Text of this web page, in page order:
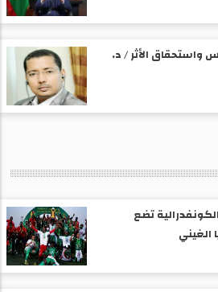
واستحقاق الأثر / د.
تضع
الغيني